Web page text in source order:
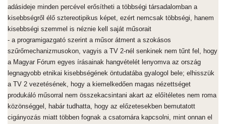
adásideje minden percével erősítheti a többségi társadalomban a
kisebbségről élő sztereotipikus képet, ezért nemcsak többségi, hanem
kisebbségi szemmel is néznie kell saját műsorait
- a programigazgató szerint a műsor átment a szokásos
szűrőmechanizmusokon, vagyis a TV 2-nél senkinek nem tűnt fel, hogy
a Magyar Fórum egyes írásainak hangvételét lenyomva az ország
legnagyobb etnikai kisebbségének öntudatába gyalogol bele; elhisszük
a TV 2 vezetésének, hogy a kiemelkedően magas nézettséget
produkáló műsorral nem összekacsintani akart az előítéletes nem roma
közönséggel, habár tudhatta, hogy az előzetesekben bemutatott
cigányozás miatt többen fognak a csatornára kapcsolni, mint onnan el